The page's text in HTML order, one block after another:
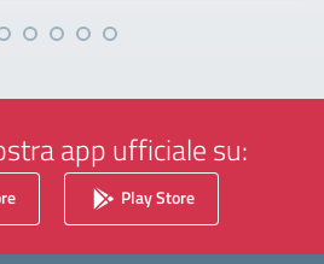
app ufficiale su:
Play Store